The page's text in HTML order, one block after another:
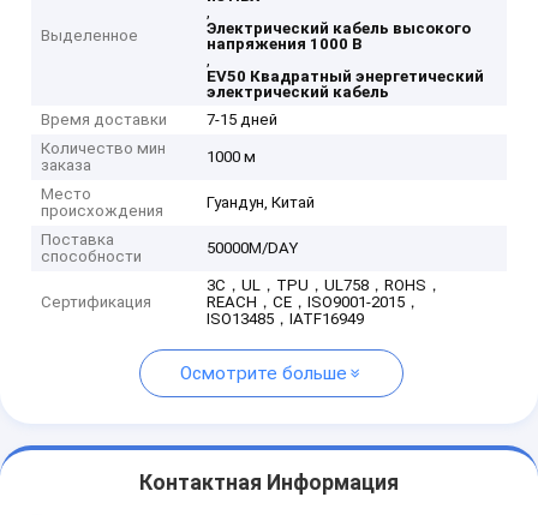
Выделенное
,
Электрический кабель высокого
напряжения 1000 В
,
EV50 Квадратный энергетический
электрический кабель
Время доставки
7-15 дней
Количество мин
заказа
1000 м
Место
происхождения
Гуандун, Китай
Поставка
способности
50000M/DAY
Сертификация
3C，UL，TPU，UL758，ROHS，
REACH，CE，ISO9001-2015，
ISO13485，IATF16949
Осмотрите больше
Контактная Информация